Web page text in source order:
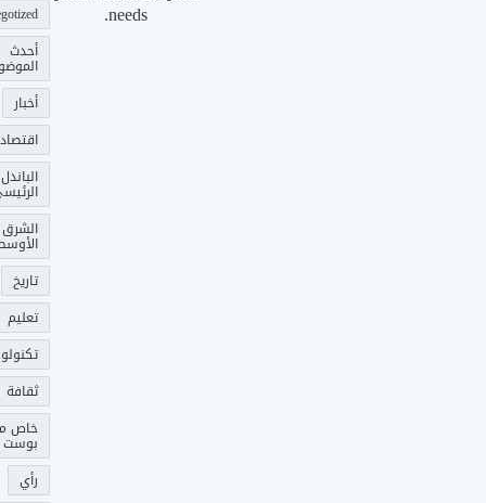
needs.
أحدث
أخبار
اقتصاد
الباندل
الشرق
تاريخ
تعليم
ثقافة
خاص
بوست
رأي